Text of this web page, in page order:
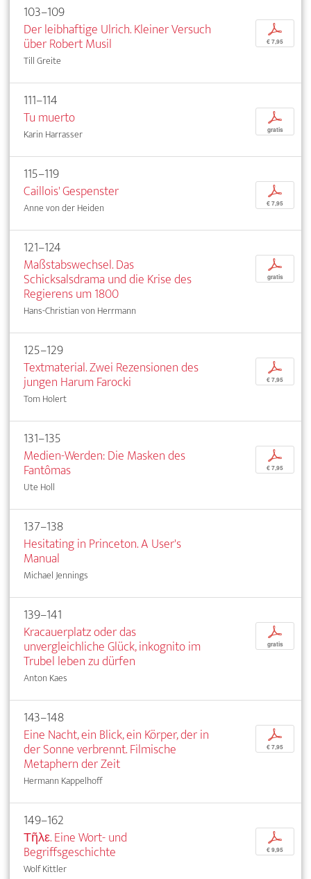
103–109
Der leibhaftige Ulrich. Kleiner Versuch
über Robert Musil
Till Greite
p
€ 7,95
111–114
Tu muerto
Karin Harrasser
p
gratis
115–119
Caillois' Gespenster
Anne von der Heiden
p
€ 7,95
121–124
Maßstabswechsel. Das
Schicksalsdrama und die Krise des
Regierens um 1800
Hans-Christian von Herrmann
p
gratis
125–129
Textmaterial. Zwei Rezensionen des
jungen Harum Farocki
Tom Holert
p
€ 7,95
131–135
Medien-Werden: Die Masken des
Fantômas
Ute Holl
p
€ 7,95
137–138
Hesitating in Princeton. A User's
Manual
Michael Jennings
139–141
Kracauerplatz oder das
unvergleichliche Glück, inkognito im
Trubel leben zu dürfen
Anton Kaes
p
gratis
143–148
Eine Nacht, ein Blick, ein Körper, der in
der Sonne verbrennt. Filmische
Metaphern der Zeit
Hermann Kappelhoff
p
€ 7,95
149–162
Τῆλε. Eine Wort- und
Begriffsgeschichte
Wolf Kittler
p
€ 9,95